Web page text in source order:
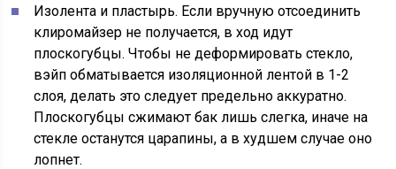
Изолента и пластырь. Если вручную отсоединить
клиромайзер не получается, в ход идут
плоскогубцы. Чтобы не деформировать стекло,
вэйп обматывается изоляционной лентой в 1-2
слоя, делать это следует предельно аккуратно.
Плоскогубцы сжимают бак лишь слегка, иначе на
стекле останутся царапины, а в худшем случае оно
лопнет.